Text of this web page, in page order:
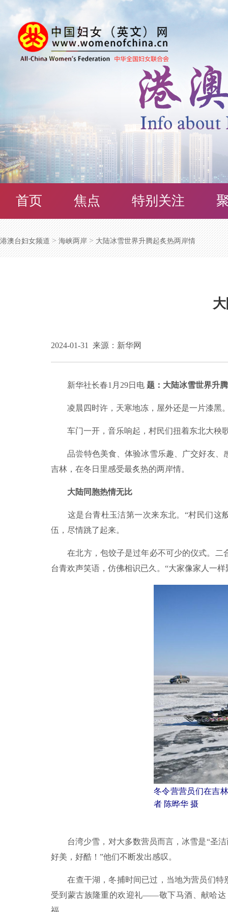
首页 焦点 特别关注
港澳台妇女频道 > 海峡两岸 >大陆冰雪世界升腾起炙热两岸情
2024-01-31 来源：新华网
新华社长春1月29日电 题：大陆冰雪世界升
凌晨四时许，天寒地冻，屋外还是一片漆黑
车门一开，音乐响起，村民们扭着东北大秧
品尝特色美食、体验冰雪乐趣、广交好友、
吉林，在冬日里感受最炙热的两岸情。
大陆同胞热情无比
这是台青杜玉洁第一次来东北。“村民们这般
伍，尽情跳了起来。
在北方，包饺子是过年必不可少的仪式。二
台青欢声笑语，仿佛相识已久。“大家像家人一
冬令营营员们在吉
者 陈晔华 摄
台湾少雪，对大多数营员而言，冰雪是“圣洁
好美，好酷！”他们不断发出感叹。
在查干湖，冬捕时间已过，当地为营员们特
受到蒙古族隆重的欢迎礼——敬下马酒、献哈达
福……